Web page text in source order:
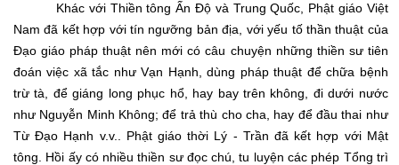
Khác với Thiền tông Ấn Độ và Trung Quốc, Phật giáo Việt
Nam đã kết hợp với tín ngưỡng bản địa, với yếu tố thần thuật của
Đạo giáo pháp thuật nên mới có câu chuyện những thiền sư tiên
đoán việc xã tắc như Vạn Hạnh, dùng pháp thuật để chữa bệnh
trừ tà, để giáng long phục hổ, hay bay trên không, đi dưới nước
như Nguyễn Minh Không; để trả thù cho cha, hay để đầu thai như
Từ Đạo Hạnh v.v.. Phật giáo thời Lý - Trần đã kết hợp với Mật
tông. Hồi ấy có nhiều thiền sư đọc chú, tu luyện các phép Tổng trì